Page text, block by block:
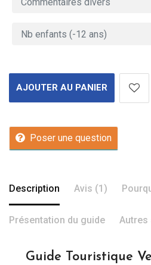
AJOUTER AU PANIER
Poser une question
Description Avis (1)
Présentation du guide Autres
Guide Touristique